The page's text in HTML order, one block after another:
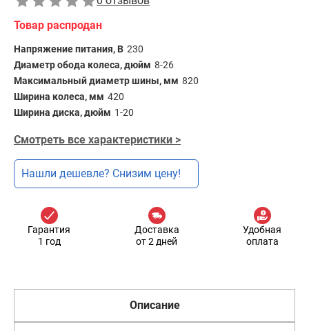
Товар распродан
Напряжение питания, В 230
Диаметр обода колеса, дюйм 8-26
Максимальный диаметр шины, мм 820
Ширина колеса, мм 420
Ширина диска, дюйм 1-20
Смотреть все характеристики >
Нашли дешевле? Снизим цену!
Гарантия
1 год
Доставка
от 2 дней
Удобная
оплата
Описание